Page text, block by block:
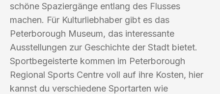
schöne Spaziergänge entlang des Flusses
machen. Für Kulturliebhaber gibt es das
Peterborough Museum, das interessante
Ausstellungen zur Geschichte der Stadt bietet.
Sportbegeisterte kommen im Peterborough
Regional Sports Centre voll auf ihre Kosten, hier
kannst du verschiedene Sportarten wie